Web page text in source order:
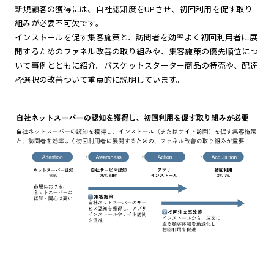
新規顧客の獲得には、自社認知度をUPさせ、初回利用を促す取り
組みが必要不可欠です。
インストールを促す集客施策と、訪問者を効率よく初回利用者に展
開するためのファネル改善の取り組みや、集客施策の優先順位につ
いて事例とともに紹介。バスケットスターター商品の特売や、配達
枠選択の改善ついて重点的に説明しています。